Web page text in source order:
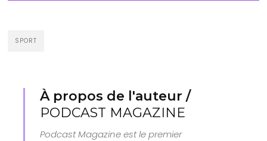
SPORT
À propos de l'auteur /
PODCAST MAGAZINE
Podcast Magazine est le premier